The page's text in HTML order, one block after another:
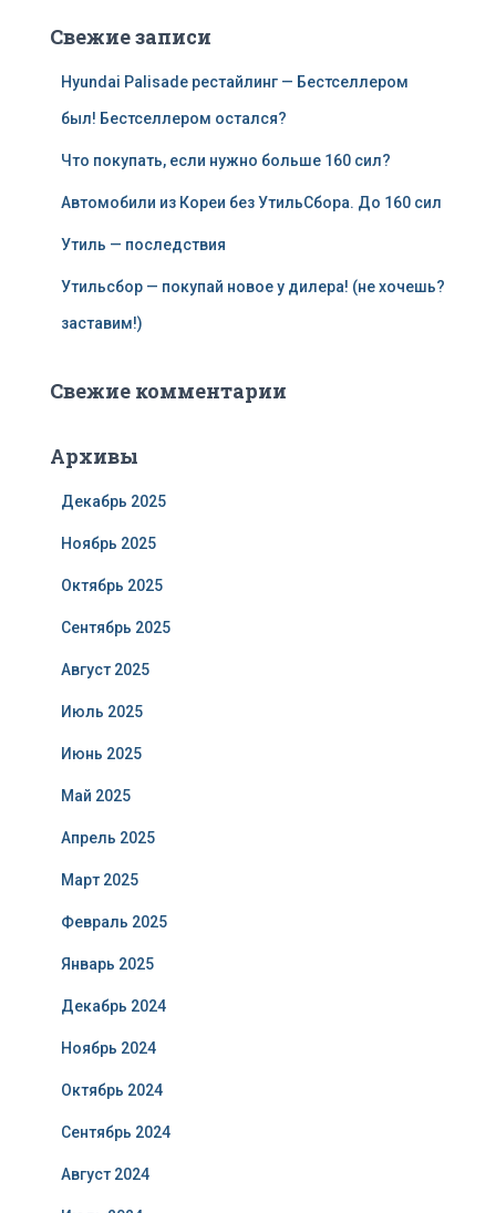
Свежие записи
Hyundai Palisade рестайлинг — Бестселлером
был! Бестселлером остался?
Что покупать, если нужно больше 160 сил?
Автомобили из Кореи без УтильСбора. До 160 сил
Утиль — последствия
Утильсбор — покупай новое у дилера! (не хочешь?
заставим!)
Свежие комментарии
Архивы
Декабрь 2025
Ноябрь 2025
Октябрь 2025
Сентябрь 2025
Август 2025
Июль 2025
Июнь 2025
Май 2025
Апрель 2025
Март 2025
Февраль 2025
Январь 2025
Декабрь 2024
Ноябрь 2024
Октябрь 2024
Сентябрь 2024
Август 2024